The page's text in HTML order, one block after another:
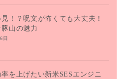
！？呪文が怖くても大丈夫！
山の魅力
日
を上げたい新米SESエンジニ